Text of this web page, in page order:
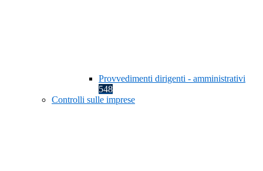
Provvedimenti dirigenti - amministrativi
548
Controlli sulle imprese